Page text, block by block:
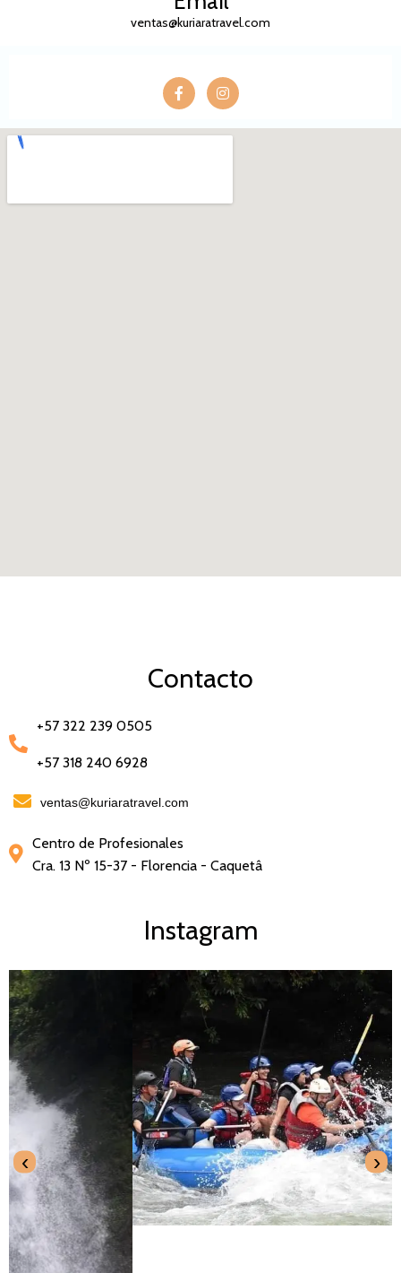
ventas@kuriaratravel.com
Contacto
+57 322 239 0505
+57 318 240 6928
ventas@kuriaratravel.com
Centro de Profesionales
Cra. 13 Nº 15-37 - Florencia - Caquetâ
Instagram
‹ ›
Redes Sociales